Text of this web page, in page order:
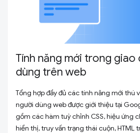
Tính năng mới trong giao
dùng trên web
Tổng hợp đầy đủ các tính năng mới thú
người dùng web được giới thiệu tại
gồm các hàm tuỳ chỉnh CSS, hiệu ứng
hiển thị, truy vấn trạng thái cuộn, HTML